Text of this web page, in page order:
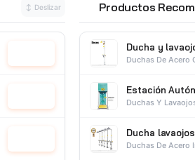
↕ Deslizar Productos
Ducha y
Duchas De Acero
Estación
Duchas Y
Ducha
Duchas De Acero